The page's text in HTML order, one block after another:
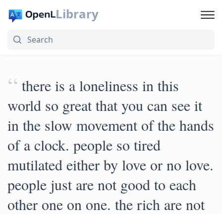
Library
“ there is a loneliness in this
world so great that you can see it
in the slow movement of the hands
of a clock. people so tired
mutilated either by love or no love.
people just are not good to each
other one on one. the rich are not